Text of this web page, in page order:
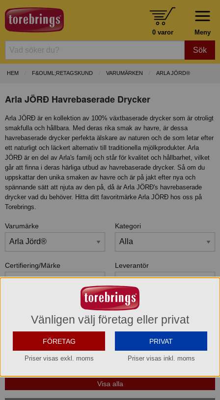
Meny
0 varor
Sök
HEM F&OUML;RETAGSKUND VARUMÄRKEN ARLA JÖRD®
Arla JÖRĐ Havrebaserade Drycker
Arla JÖRĐ är en kollektion av 100% växtbaserade drycker som är otroligt
smakfulla och hållbara. Med deras rika smak av havre, är dessa
havrebaserade drycker perfekta älskare av naturen och de som letar efter
ett naturligt och läckert alternativ till traditionella mjölkprodukter. Arla
JÖRĐ är en del av Arla's familj och står för kvalitet och hållbarhet, vilket
går att finna i deras härliga utbud av havrebaserade drycker. Så om du
uppskattar den unika smaken av havre och är på jakt efter nya och
spännande sätt att njuta av den på, då är Arla JÖRĐ's havrebaserade
drycker vad du behöver. Hitta ditt favoritmärke Arla JÖRĐ hos oss på
Torebrings.
Varumärke Kategori
Certifiering/Märke Leverantör
Bara kampanjvaror
Bara lagervarorBara lagervaror
Visa maxläge 1 vara/radVisa maxläge 1 vara/rad
Visa standardlägeVisa standardläge 2 varor/rad
Vänligen välj företag eller privat
FÖRETAG
Priser visas exkl. moms
PRIVAT
Priser visas inkl. moms